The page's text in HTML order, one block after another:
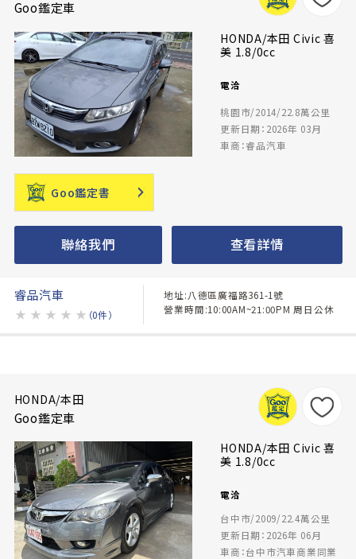
Goo鑑定車
HONDA/本田 Civic 喜
美 1.8/0cc
電洽
桃園市/2014/22.8萬公里
更新日期：2026年 03月
車商：睿品汽車
Goo鑑定書
聯絡我們 查看詳情
睿品汽車
★ ★ ★ ★ ★ （0件）
地址:八德區廣福路361-1號
營業時間:10:00AM~21:00PM 周日公休
HONDA/本田
Goo鑑定車
HONDA/本田 Civic 喜
美 1.8/0cc
電洽
台中市/2009/22.4萬公里
更新日期：2026年 06月
車商：台中市汽車商業同業